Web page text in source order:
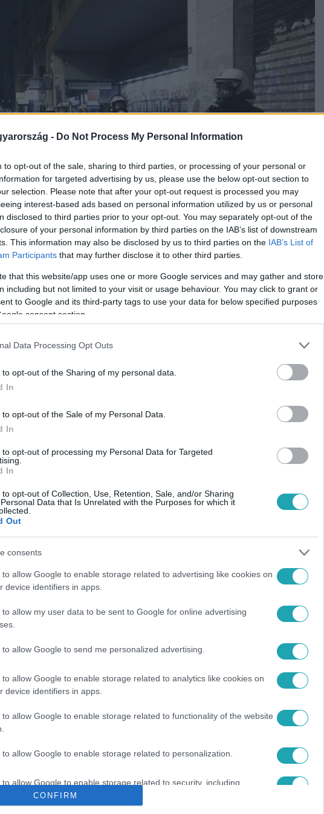
- Do Not Process My Personal Information
to opt-out of the sale, sharing to third parties, or processing of your personal or
for targeted advertising by us, please use the below opt-out section to
selection. Please note that after your opt-out request is processed you may
interest-based ads based on personal information utilized by us or personal
disclosed to third parties prior to your opt-out. You may separately opt-out of the
of your personal information by third parties on the IAB’s list of downstream
This information may also be disclosed by us to third parties on the IAB’s List of
Participants that may further disclose it to other third parties.
that this website/app uses one or more Google services and may gather and store
including but not limited to your visit or usage behaviour. You may click to grant or
to Google and its third-party tags to use your data for below specified purposes
consent section.
Data Processing Opt Outs
to opt-out of the Sharing of my personal data.
In
to opt-out of the Sale of my Personal Data.
In
to opt-out of processing my Personal Data for Targeted
In
to opt-out of Collection, Use, Retention, Sale, and/or Sharing
Data that Is Unrelated with the Purposes for which it
Out
consents
to allow Google to enable storage related to advertising like cookies on
device identifiers in apps.
to allow my user data to be sent to Google for online advertising
to allow Google to send me personalized advertising.
to allow Google to enable storage related to analytics like cookies on
device identifiers in apps.
to allow Google to enable storage related to functionality of the website
to allow Google to enable storage related to personalization.
to allow Google to enable storage related to security, including
functionality and fraud prevention, and other user protection.
CONFIRM
a tüntetők több helyen is összecsaptak
legyen a Google-találatokban!
# GYILKOSSÁG